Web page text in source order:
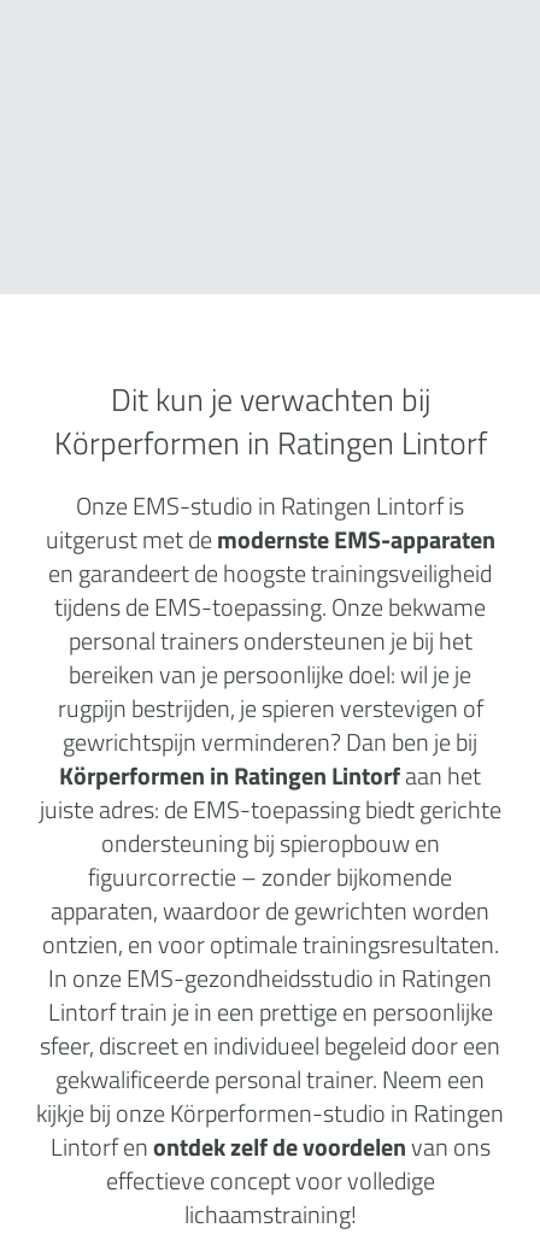
Dit kun je verwachten bij
Körperformen in Ratingen Lintorf
Onze EMS-studio in Ratingen Lintorf is
uitgerust met demodernste EMS-apparaten
en garandeert de hoogste trainingsveiligheid
tijdens de EMS-toepassing. Onze bekwame
personal trainers ondersteunen je bij het
bereiken van je persoonlijke doel: wil je je
rugpijn bestrijden, je spieren verstevigen of
gewrichtspijn verminderen? Dan ben je bij
Körperformen in Ratingen Lintorfaan het
juiste adres: de EMS-toepassing biedt gerichte
ondersteuning bij spieropbouw en
figuurcorrectie – zonder bijkomende
apparaten, waardoor de gewrichten worden
ontzien, en voor optimale trainingsresultaten.
In onze EMS-gezondheidsstudio in Ratingen
Lintorf train je in een prettige en persoonlijke
sfeer, discreet en individueel begeleid door een
gekwalificeerde personal trainer. Neem een
kijkje bij onze Körperformen-studio in Ratingen
Lintorf enontdek zelf de voordelenvan ons
effectieve concept voor volledige
lichaamstraining!